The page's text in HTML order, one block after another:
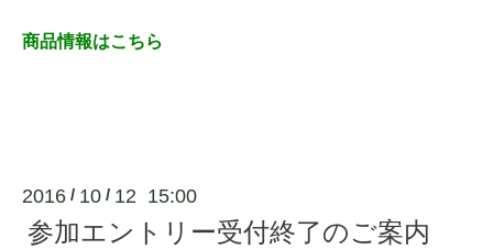
商品情報はこちら
2016 / 10 / 12 15:00
参加エントリー受付終了のご案内